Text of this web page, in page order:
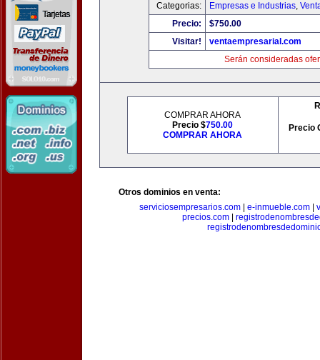
Categorias:
Empresas e Industrias,
Precio:
$750.00
Visitar!
ventaempresarial.com
Serán consideradas
COMPRAR AHORA
Precio $750.00
COMPRAR AHORA
Precio
Otros dominios en venta:
serviciosempresarios.com| e-inmueble.com|
precios.com